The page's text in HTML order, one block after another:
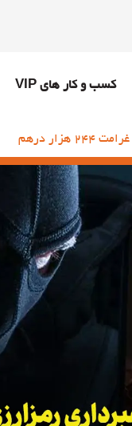
کسب و کار های VIP
درهم